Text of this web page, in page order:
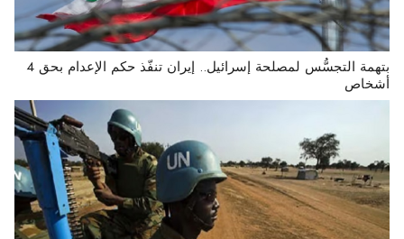
بتهمة التجسُّس لمصلحة إسرائيل.. إيران تنفّذ حكم الإعدام بحق 4
أشخاص